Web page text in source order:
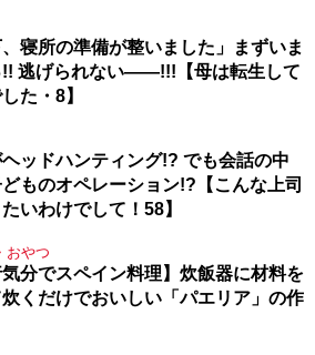
、寝所の準備が整いました」まずいま
!! 逃げられない――!!!【母は転生して
た・8】
ッドハンティング!? でも会話の中
ものオペレーション!?【こんな上司
たいわけでして！58】
おやつ
気分でスペイン料理】炊飯器に材料を
炊くだけでおいしい「パエリア」の作